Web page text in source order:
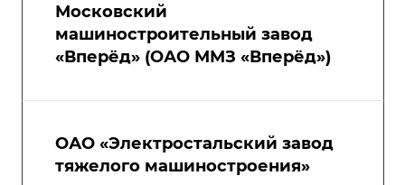
Московский
машиностроительный завод
«Вперёд» (ОАО ММЗ «Вперёд»)
ОАО «Электростальский завод
тяжелого машиностроения»